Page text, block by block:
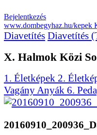
Bejelentkezés
www.dombegyhaz.hu/kepek
Diavetítés Diavetítés
X. Halmok Közi
1. Életképek 2.
Vagány Anyák 6.